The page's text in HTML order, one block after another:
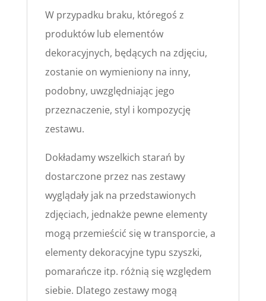
W przypadku braku, któregoś z
produktów lub elementów
dekoracyjnych, będących na zdjęciu,
zostanie on wymieniony na inny,
podobny, uwzględniając jego
przeznaczenie, styl i kompozycję
zestawu.
Dokładamy wszelkich starań by
dostarczone przez nas zestawy
wyglądały jak na przedstawionych
zdjęciach, jednakże pewne elementy
mogą przemieścić się w transporcie, a
elementy dekoracyjne typu szyszki,
pomarańcze itp. różnią się względem
siebie. Dlatego zestawy mogą